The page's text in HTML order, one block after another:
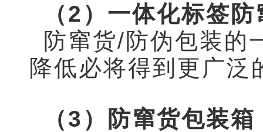
（2） 一体化标签防
防窜货/防伪包装的
降低必将得到更广泛
（3）防窜货包装箱